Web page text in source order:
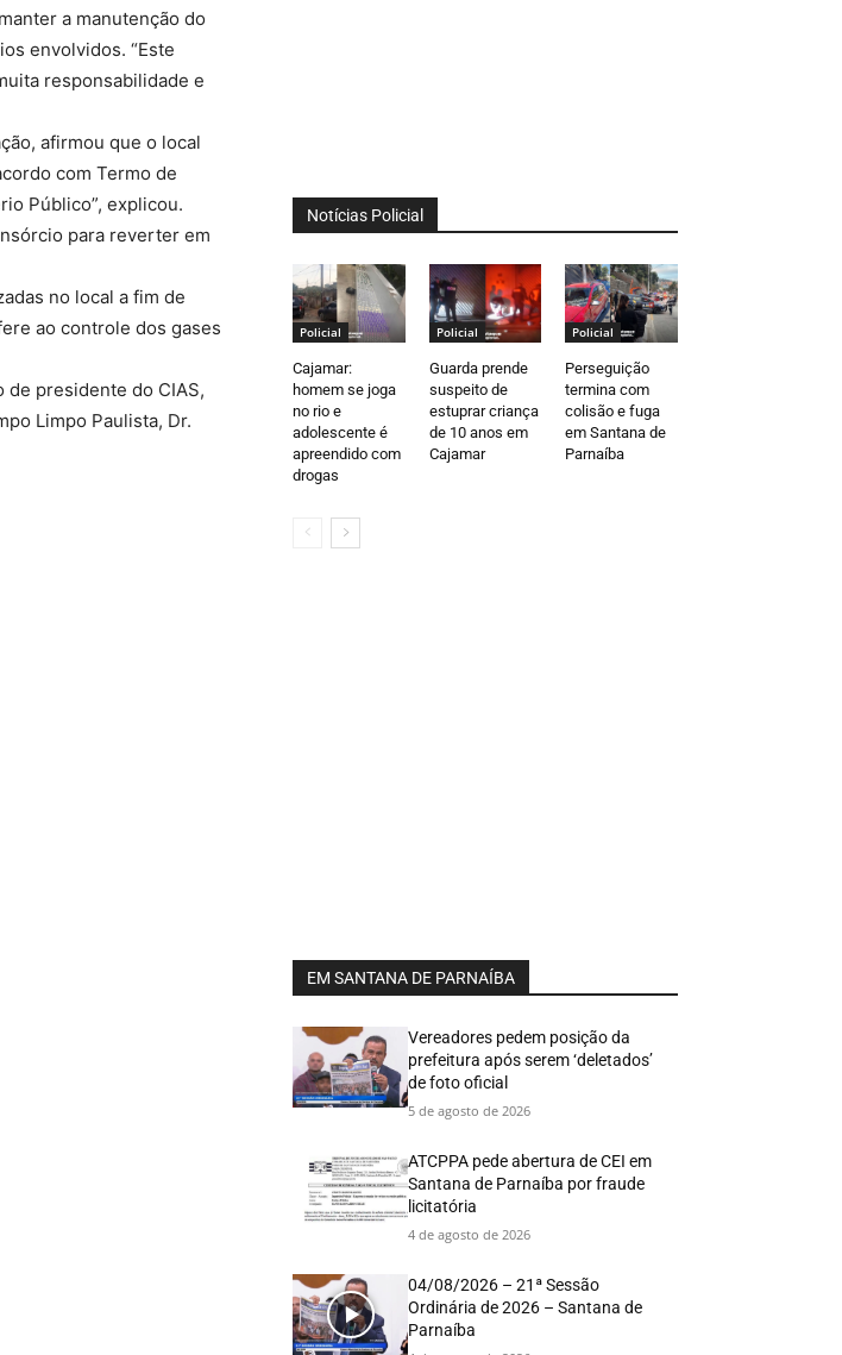
a manutenção do
envolvidos. “Este
responsabilidade e
afirmou que o local
com Termo de
Público”, explicou.
para reverter em
no local a fim de
ao controle dos gases
de presidente do CIAS,
Limpo Paulista, Dr.
Notícias Policial
Policial
Cajamar:
homem se joga
no rio e
adolescente é
apreendido com
drogas
Policial
Guarda prende
suspeito de
estuprar criança
de 10 anos em
Cajamar
Policial
Perseguição
termina com
colisão e fuga
em Santana de
Parnaíba
EM SANTANA DE PARNAÍBA
Vereadores pedem posição da
prefeitura após serem ‘deletados’
de foto oficial
5 de agosto de 2026
ATCPPA pede abertura de CEI em
Santana de Parnaíba por fraude
licitatória
4 de agosto de 2026
04/08/2026 – 21ª Sessão
Ordinária de 2026 – Santana de
Parnaíba